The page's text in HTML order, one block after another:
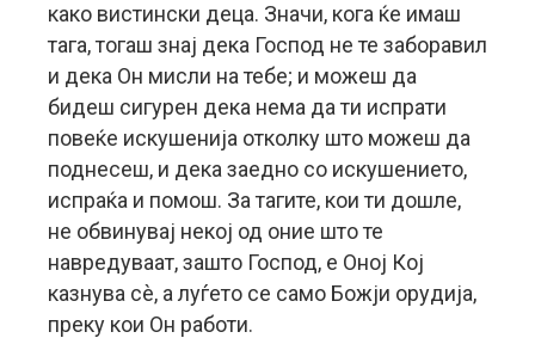
како вистински деца. Значи, кога ќе имаш
тага, тогаш знај дека Господ не те заборавил
и дека Он мисли на тебе; и можеш да
бидеш сигурен дека нема да ти испрати
повеќе искушенија отколку што можеш да
поднесеш, и дека заедно со искушението,
испраќа и помош. За тагите, кои ти дошле,
не обвинувај некој од оние што те
навредуваат, зашто Господ, е Оној Кој
казнува сè, а луѓето се само Божји орудија,
преку кои Он работи.